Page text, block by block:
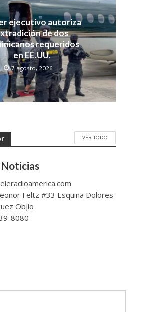
ejecutivo autoriza
de dos
requeridos
en EE.UU.
7 agosto, 2026
VER TODO
Feltz #33 Esquina Dolores
Objio
8080